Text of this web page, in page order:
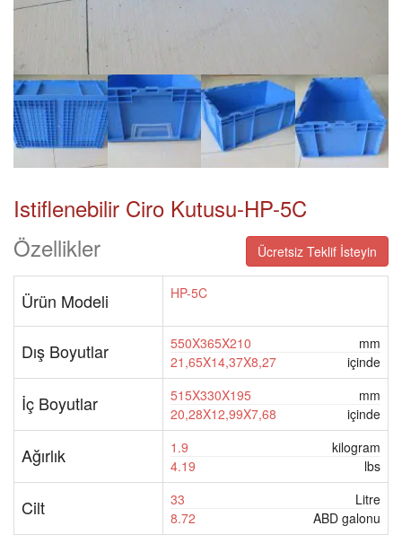
Istiflenebilir Ciro Kutusu-HP-5C
Özellikler
Ücretsiz Teklif İsteyin
Ürün Modeli HP-5C
Dış Boyutlar 550X365X210
mm
21,65X14,37X8,27
içinde
İç Boyutlar 515X330X195
mm
20,28X12,99X7,68
içinde
Ağırlık 1.9
kilogram
4.19
lbs
Cilt 33
Litre
8.72
ABD galonu